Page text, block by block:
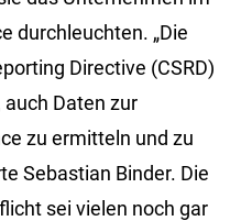
durchleuchten. „Die
Directive (CSRD)
Daten zur
zu ermitteln und zu
Sebastian Binder. Die
sei vielen noch gar